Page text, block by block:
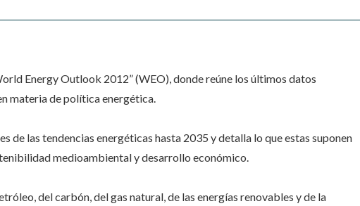
Energy Outlook 2012” (WEO), donde reúne los últimos datos
materia de política energética.
de las tendencias energéticas hasta 2035 y detalla lo que estas suponen
medioambiental y desarrollo económico.
del carbón, del gas natural, de las energías renovables y de la